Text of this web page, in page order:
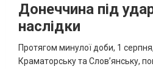
Донеччина під
наслідки
Протягом минулої доби, 1
Краматорську та Слов’янську,